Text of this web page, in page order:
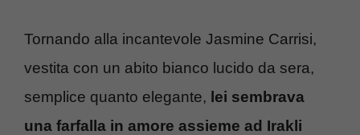
Tornando alla incantevole Jasmine Carrisi,
vestita con un abito bianco lucido da sera,
semplice quanto elegante, lei sembrava
una farfalla in amore assieme ad Irakli